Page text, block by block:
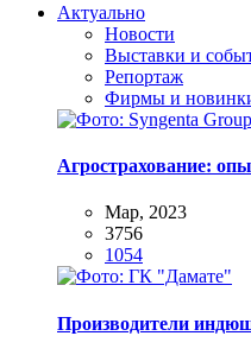
Актуально
Новости
Выставки и
Репортаж
Фирмы и
Агрострахование:
Мар, 2023
3756
1054
Производители